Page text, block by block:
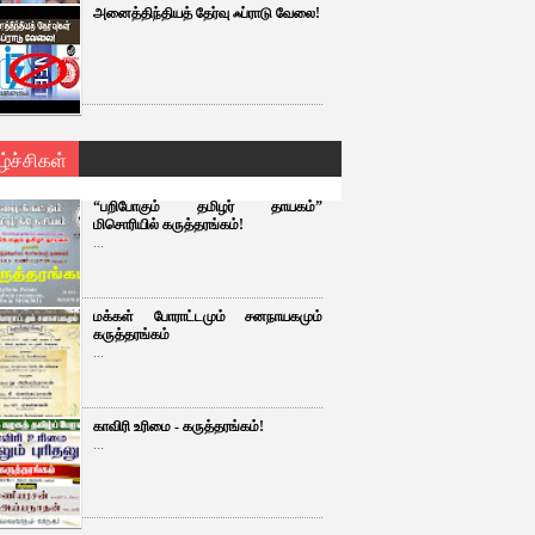
அனைத்திந்தியத் தேர்வு ஃப்ராடு வேலை!
“பறிபோகும் தமிழர் தாயகம்”
மிசொரியில் கருத்தரங்கம்!
...
மக்கள் போராட்டமும் சனநாயகமும்
கருத்தரங்கம்
...
காவிரி உரிமை - கருத்தரங்கம்!
...